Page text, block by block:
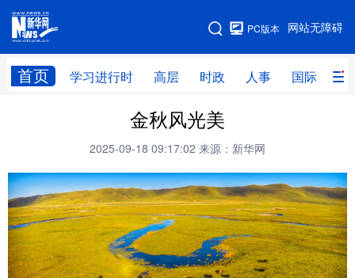
网站无障碍
PC版本
首页 学习进行时 高层 时政 人事 国际 财
网站地图
高层 时政
财经 网评
台湾 思客智库 全球连线 教育
科技 科创 量子 体育
文化 书画 健康 军事
金秋风光美
2025-09-18 09:17:02 来源：新华网